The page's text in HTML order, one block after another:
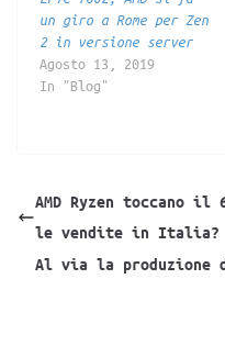
un giro a Rome per Zen
2 in versione server
Agosto 13, 2019
In "Blog"
AMD Ryzen toccano il
le vendite in Italia? |
Al via la produzione